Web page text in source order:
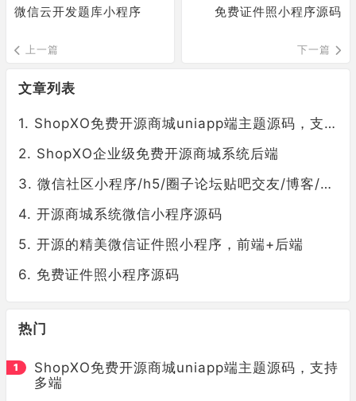
微信云开发题库小程序
上一篇
免费证件照小程序源码
下一篇
文章列表
ShopXO免费开源商城uniapp端主题源码，支持多端
ShopXO企业级免费开源商城系统后端
微信社区小程序/h5/圈子论坛贴吧交友/博客/社交/陌生人社交/宠物/话题/私域/同城引流
开源商城系统微信小程序源码
开源的精美微信证件照小程序，前端+后端
免费证件照小程序源码
热门
ShopXO免费开源商城uniapp端主题源码，支持
多端